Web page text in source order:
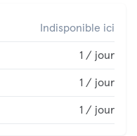
Indisponible ici
1 / jour
1 / jour
1 / jour